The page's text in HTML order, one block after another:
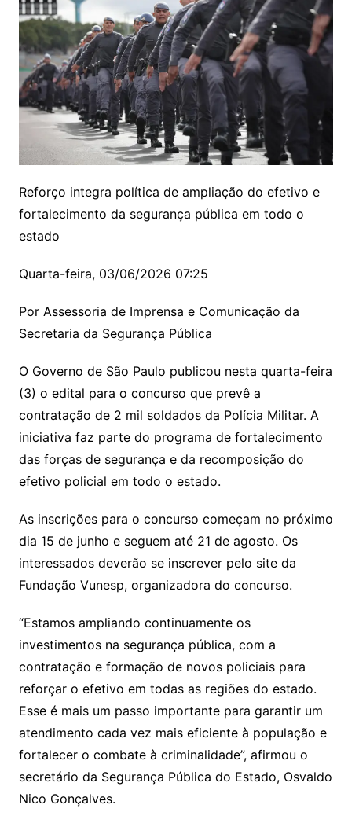
Reforço integra política de ampliação do efetivo e
fortalecimento da segurança pública em todo o
estado
Quarta-feira, 03/06/2026 07:25
Por Assessoria de Imprensa e Comunicação da
Secretaria da Segurança Pública
O Governo de São Paulo publicou nesta quarta-feira
(3) o edital para o concurso que prevê a
contratação de 2 mil soldados da Polícia Militar. A
iniciativa faz parte do programa de fortalecimento
das forças de segurança e da recomposição do
efetivo policial em todo o estado.
As inscrições para o concurso começam no próximo
dia 15 de junho e seguem até 21 de agosto. Os
interessados deverão se inscrever pelo site da
Fundação Vunesp, organizadora do concurso.
“Estamos ampliando continuamente os
investimentos na segurança pública, com a
contratação e formação de novos policiais para
reforçar o efetivo em todas as regiões do estado.
Esse é mais um passo importante para garantir um
atendimento cada vez mais eficiente à população e
fortalecer o combate à criminalidade”, afirmou o
secretário da Segurança Pública do Estado, Osvaldo
Nico Gonçalves.